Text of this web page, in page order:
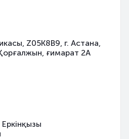
Z05K8B9, г. Астана,
ғимарат 2А